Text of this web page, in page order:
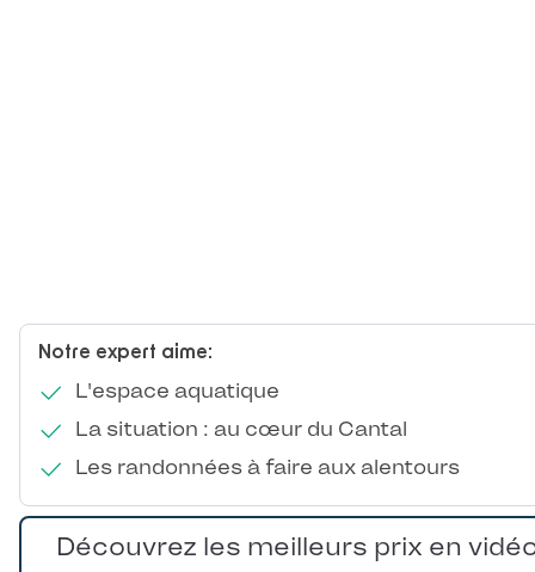
Notre expert aime:
L'espace aquatique
La situation : au cœur du Cantal
Les randonnées à faire aux alentours
Découvrez les meilleurs prix en